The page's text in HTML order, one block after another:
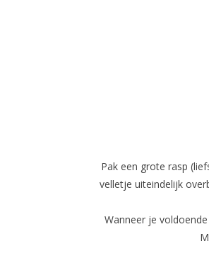
Pak een grote rasp
velletje uiteindelijk
Wanneer je